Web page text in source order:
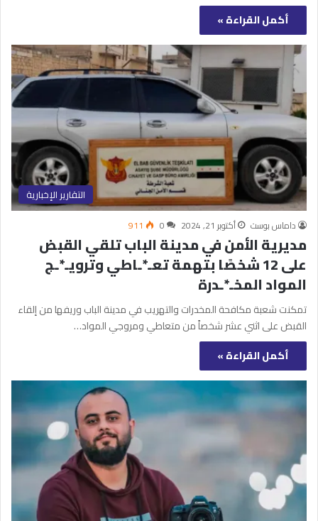
أكمل القراءة »
التقارير الإخبارية
داماس بوست أكتوبر 21, 2024 0
911
مديرية الأمن في مدينة الباب تلقي القبض
على 12 شخصًا بتهمة تعـ*ـاطي وترويـ*ـج
المواد المخـ*ـدرة
تمكنت شعبة مكافحة المخدرات والتهريب في مدينة الباب وريفها من إلقاء
القبض على اثني عشر شخصاً من متعاطي ومروجي المواد…
أكمل القراءة »